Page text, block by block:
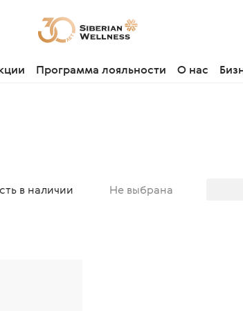
Программа лояльности О нас
Не выбрана
в наличии